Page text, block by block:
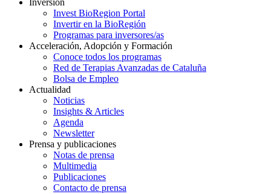
Inversión
Invest BioRegion Portal
Invertir en la BioRegión
Programas para inversores/as
Acceleración, Adopción y Formación
Conoce todos los programas
Red de Terapias Avanzadas de Cataluña
Bolsa de Empleo
Actualidad
Noticias
Insights & Articles
Agenda
Newsletter
Prensa y publicaciones
Notas de prensa
Multimedia
Publicaciones
Contacto de prensa